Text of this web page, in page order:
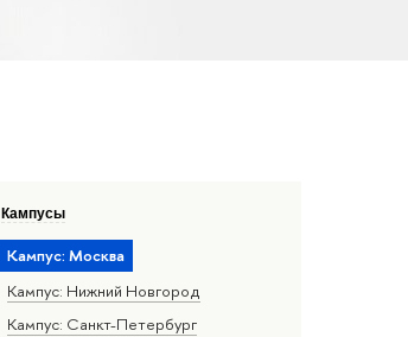
Кампусы
Кампус: Москва
Кампус: Нижний Новгород
Кампус: Санкт-Петербург